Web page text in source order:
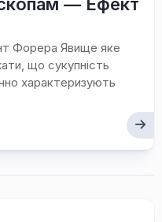
Форера Явище яке
що сукупність
характеризують